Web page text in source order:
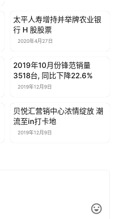
母婴亲子
太平人寿增持并举牌农业银
行 H 股股票
2020年4月27日
母婴亲子
2019年10月份锋范销量
3518台, 同比下降22.6%
2019年12月9日
母婴亲子
贝悦汇营销中心浓情绽放 潮
流至in打卡地
2019年12月9日